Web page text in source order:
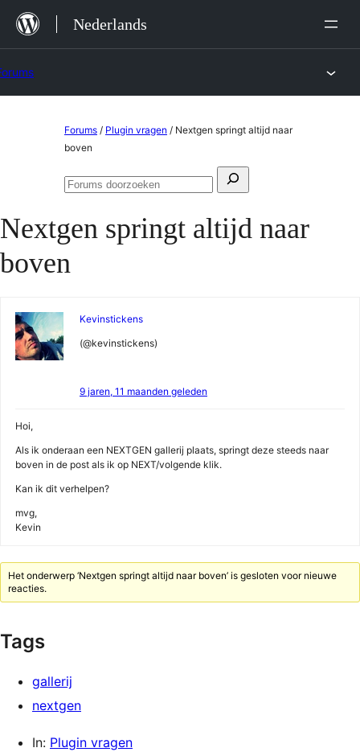
naar
Nederlands
Forums / Plugin vragen / Nextgen springt altijd naar
boven
Zoeken
Forums
Nextgen springt altijd naar
boven
Kevinstickens
(@kevinstickens)
9 jaren, 11 maanden geleden
Hoi,
Als ik onderaan een NEXTGEN gallerij plaats, springt deze steeds naar
boven in de post als ik op NEXT/volgende klik.
Kan ik dit verhelpen?
mvg,
Kevin
Het onderwerp ‘Nextgen springt altijd naar boven’ is gesloten voor nieuwe
reacties.
Tags
gallerij
nextgen
In: Plugin vragen